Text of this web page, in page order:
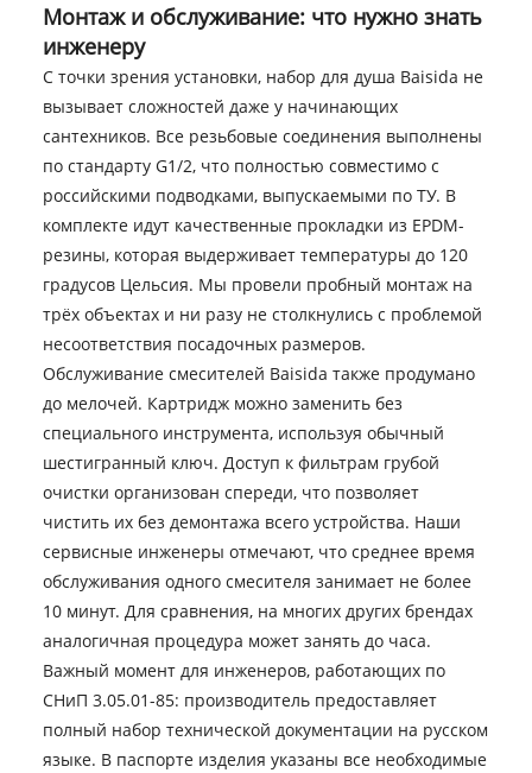
Монтаж и обслуживание: что нужно знать
инженеру
С точки зрения установки, набор для душа Baisida не
вызывает сложностей даже у начинающих
сантехников. Все резьбовые соединения выполнены
по стандарту G1/2, что полностью совместимо с
российскими подводками, выпускаемыми по ТУ. В
комплекте идут качественные прокладки из EPDM-
резины, которая выдерживает температуры до 120
градусов Цельсия. Мы провели пробный монтаж на
трёх объектах и ни разу не столкнулись с проблемой
несоответствия посадочных размеров.
Обслуживание смесителей Baisida также продумано
до мелочей. Картридж можно заменить без
специального инструмента, используя обычный
шестигранный ключ. Доступ к фильтрам грубой
очистки организован спереди, что позволяет
чистить их без демонтажа всего устройства. Наши
сервисные инженеры отмечают, что среднее время
обслуживания одного смесителя занимает не более
10 минут. Для сравнения, на многих других брендах
аналогичная процедура может занять до часа.
Важный момент для инженеров, работающих по
СНиП 3.05.01-85: производитель предоставляет
полный набор технической документации на русском
языке. В паспорте изделия указаны все необходимые